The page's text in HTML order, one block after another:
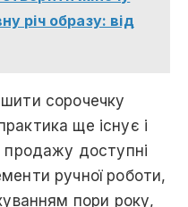
річ образу: від
сорочечку
ще існує і
продажу доступні
ручної роботи,
пори року,